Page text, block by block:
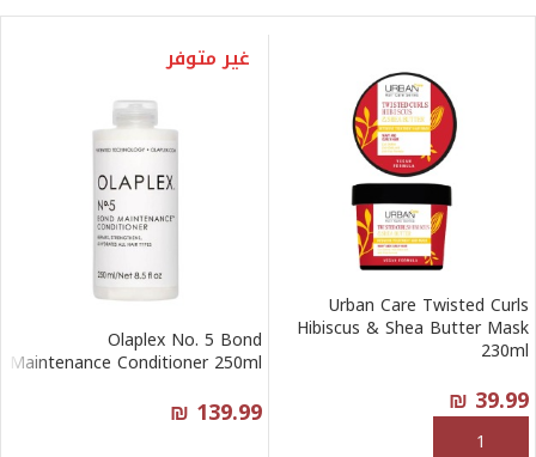
Urban Care Twisted Curls
Hibiscus & Shea Butter Mask
230ml
₪ 39.99
إضافة إلى السلة
غير متوفر
Olaplex No. 5 Bond
Maintenance Conditioner 250ml
₪ 139.99